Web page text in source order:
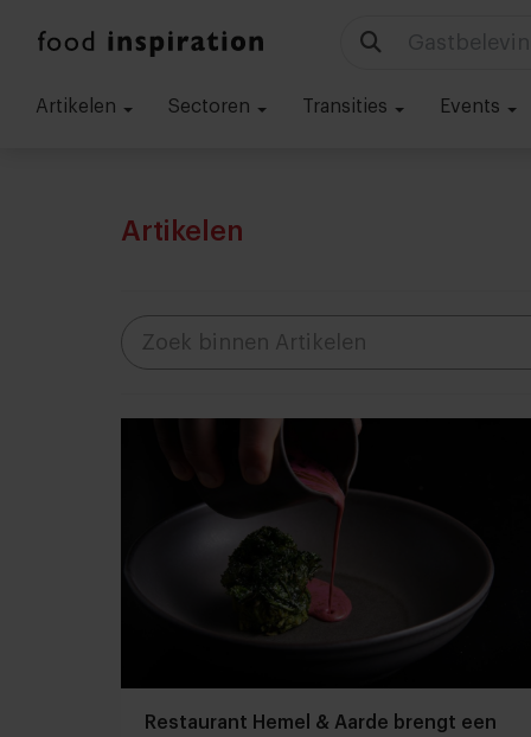
Artikelen Sectoren Transities Events
Artikelen
Restaurant Hemel & Aarde brengt een